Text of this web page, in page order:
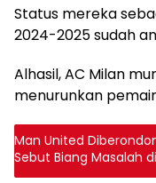
Status mereka
2024-2025 sudah
Alhasil, AC Milan
menurunkan
Man United
Sebut Biang Masalah